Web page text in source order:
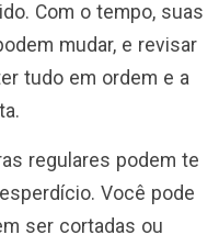
Com o tempo, suas
mudar, e revisar
tudo em ordem e a
regulares podem te
Você pode
ser cortadas ou